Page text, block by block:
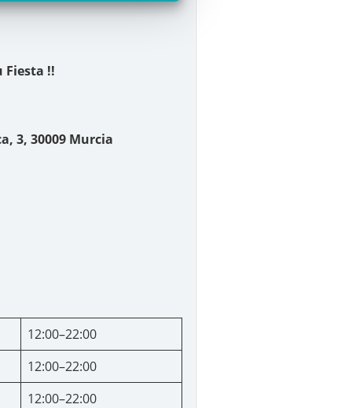
Fiesta !!
3, 30009 Murcia
12:00–22:00
12:00–22:00
12:00–22:00